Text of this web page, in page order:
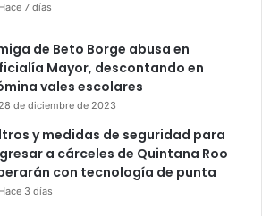
Hace 7 días
de Beto Borge abusa en
Mayor, descontando en
vales escolares
28 de diciembre de 2023
y medidas de seguridad para
a cárceles de Quintana Roo
con tecnología de punta
Hace 3 días